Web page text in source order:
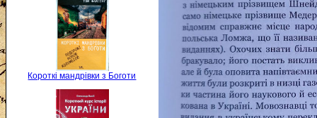
Короткі мандрівки з Боготи